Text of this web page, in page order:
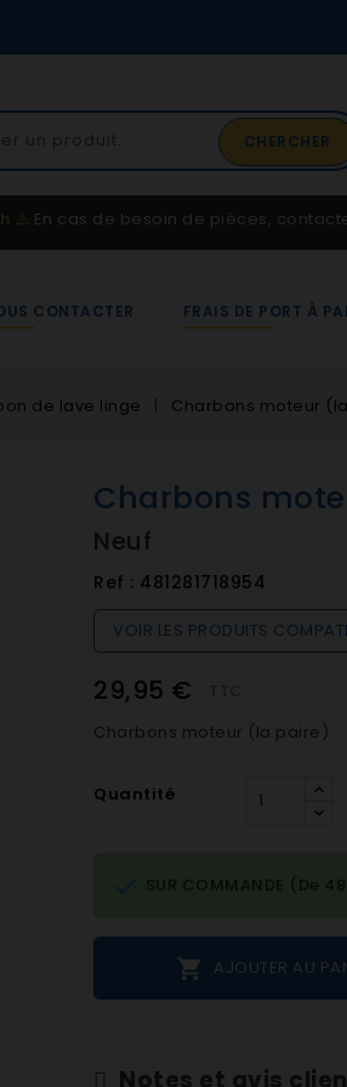
CHERCHER
02 41 65 37 52
Service client
⚠️ En cas de besoin de pièces,
CONTACTER FRAIS DE PORT À
de lave linge Charbons moteur
Charbons
Neuf
Ref : 481281718954
VOIR LES PRODUITS
29,95 €
Charbons moteur (la paire)
Quantité
 AJOUTER AU
SUR COMMANDE (De